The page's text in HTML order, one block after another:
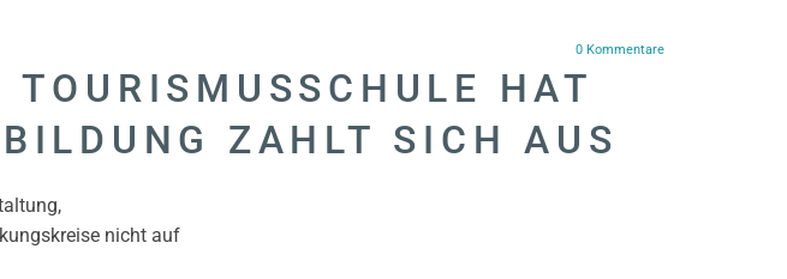
0 Kommentare
HAT
ZAHLT SICH AUS
nicht auf